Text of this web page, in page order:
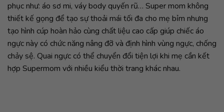
phục như: áo sơ mi, váy body quyến rũ… Super mom không
thiết kế gọng để tạo sự thoải mái tối đa cho mẹ bỉm nhưng
tạo hình cúp hoàn hảo cùng chất liệu cao cấp giúp chiếc áo
ngực này có chức năng nâng đỡ và định hình vùng ngực, chống
chảy sệ. Quai ngực có thể chuyển đổi tiện lợi khi mẹ cần kết
hợp Supermom với nhiều kiểu thời trang khác nhau.